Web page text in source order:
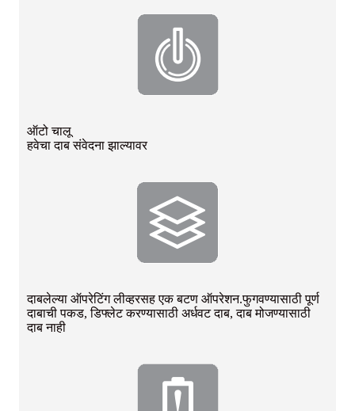
ऑटो चालू
हवेचा दाब संवेदना झाल्यावर
दाबलेल्या ऑपरेटिंग लीव्हरसह एक बटण ऑपरेशन.फुगवण्यासाठी पूर्ण
दाबाची पकड, डिफ्लेट करण्यासाठी अर्धवट दाब, दाब मोजण्यासाठी
दाब नाही